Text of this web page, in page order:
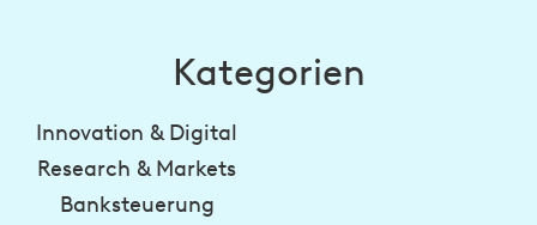
Kategorien
Innovation & Digital
Research & Markets
Banksteuerung